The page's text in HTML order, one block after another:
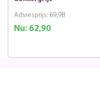
Nu:62,90
Adviesprijs: 69,98